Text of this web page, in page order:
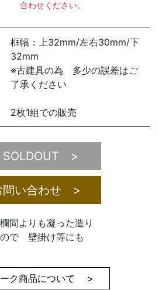
合わせください。
框幅：上32mm/左右30mm/下
32mm
※古建具の為 多少の誤差はご
了承ください
2枚1組での販売
>
い合わせ >
間よりも凝った造り
で 壁掛け等にも
ーク商品について >